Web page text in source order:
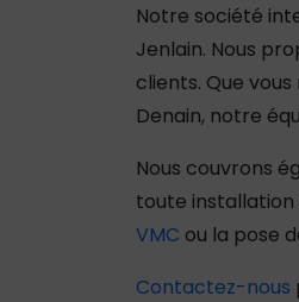
Notre société
Jenlain. Nous
clients. Que
Denain, notre
Nous couvrons
toute
VMC ou la pose
Contactez-nous